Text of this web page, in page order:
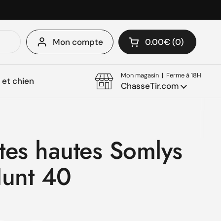
Mon compte Ouvrir le panier
Mon panier Total:
0.00€ 0
produit dans votre
et chien
Mon magasin | Ferme à 18H
ChasseTir.com
hautes Somlys
40